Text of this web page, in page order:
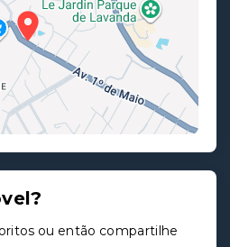
ou então compartilhe